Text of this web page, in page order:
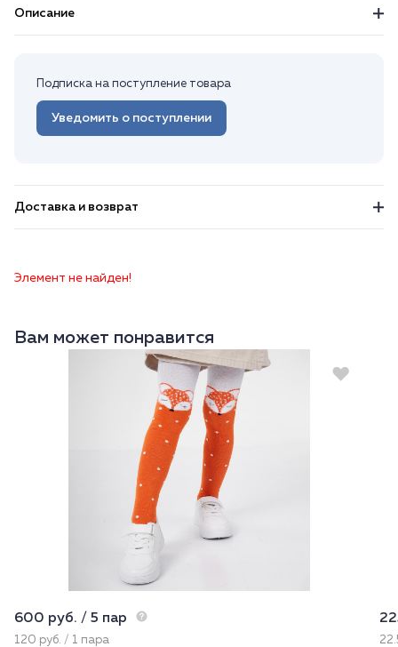
Описание
Подписка на поступление товара
Уведомить о поступлении
Доставка и возврат
Элемент не найден!
Вам может понравится
600 руб. / 5 пар
120 руб. / 1 пара